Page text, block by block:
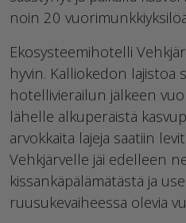
noin 20
Ekosysteemihotelli
hyvin. Kalliokedon lajistoa
hotellivierailun jälkeen
lähelle alkuperäistä
arvokkaita lajeja saatiin
Vehkjärvelle jäi edelleen
kissankäpälämätästä ja
ruusukevaiheessa olevia